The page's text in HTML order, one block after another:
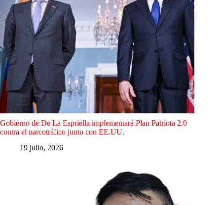
Gobierno de De La Espriella implementará Plan Patriota 2.0
contra el narcotráfico junto con EE.UU.
19 julio, 2026